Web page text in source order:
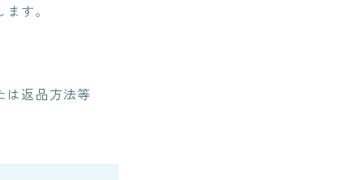
す。
は返品方法等